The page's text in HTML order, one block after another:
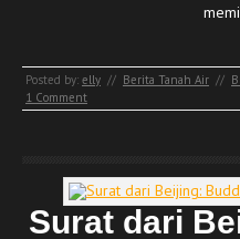
Posted by: elly // Berita Tanah Air //
1 Comment
Surat dari